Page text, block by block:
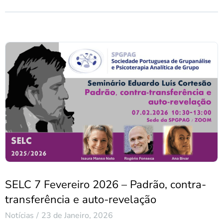
SELC 7 Fevereiro 2026 – Padrão, contra-
transferência e auto-revelação
Notícias 23 de Janeiro, 2026